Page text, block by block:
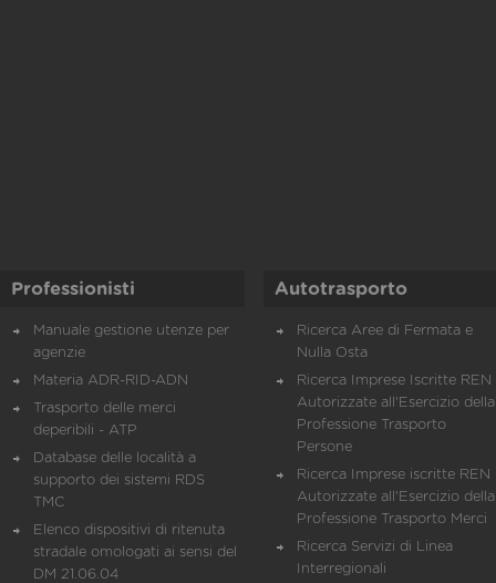
Professionisti
Manuale gestione utenze per
agenzie
Materia ADR-RID-ADN
Trasporto delle merci
deperibili - ATP
Database delle località a
supporto dei sistemi RDS
TMC
Elenco dispositivi di ritenuta
stradale omologati ai sensi del
DM 21.06.04
Autotrasporto
Ricerca Aree di Fermata e
Nulla Osta
Ricerca Imprese Iscritte REN
Autorizzate all'Esercizio della
Professione Trasporto
Persone
Ricerca Imprese iscritte REN
Autorizzate all'Esercizio della
Professione Trasporto Merci
Ricerca Servizi di Linea
Interregionali